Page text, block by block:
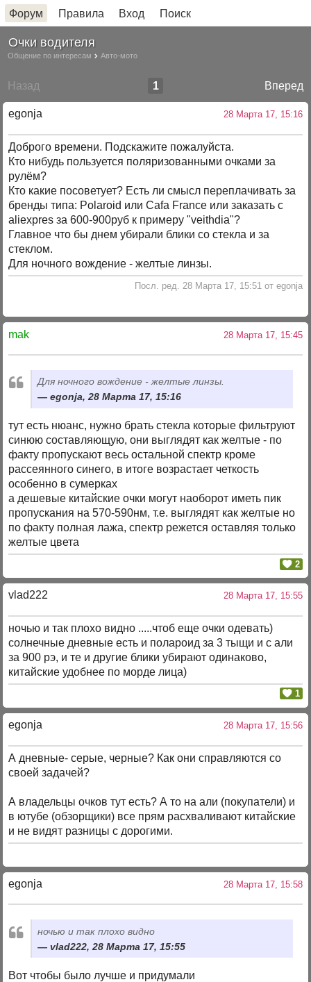
Форум Правила Вход Поиск
Очки водителя
Общение по интересам Авто-мото
Назад Вперед
1
egonja 28 Марта 17, 15:16
Доброго времени. Подскажите пожалуйста.
Кто нибудь пользуется поляризованными очками за
рулём?
Кто какие посоветует? Есть ли смысл переплачивать за
бренды типа: Polaroid или Cafa France или заказать с
aliexpres за 600-900руб к примеру "veithdia"?
Главное что бы днем убирали блики со стекла и за
стеклом.
Для ночного вождение - желтые линзы.
Посл. ред. 28 Марта 17, 15:51 от egonja
mak 28 Марта 17, 15:45
Для ночного вождение - желтые линзы.
egonja, 28 Марта 17, 15:16
тут есть нюанс, нужно брать стекла которые фильтруют
синюю составляющую, они выглядят как желтые - по
факту пропускают весь остальной спектр кроме
рассеянного синего, в итоге возрастает четкость
особенно в сумерках
а дешевые китайские очки могут наоборот иметь пик
пропускания на 570-590нм, т.е. выглядят как желтые но
по факту полная лажа, спектр режется оставляя только
желтые цвета
2
vlad222 28 Марта 17, 15:55
ночью и так плохо видно .....чтоб еще очки одевать)
солнечные дневные есть и полароид за 3 тыщи и с али
за 900 рэ, и те и другие блики убирают одинаково,
китайские удобнее по морде лица)
1
egonja 28 Марта 17, 15:56
А дневные- серые, черные? Как они справляются со
своей задачей?
А владельцы очков тут есть? А то на али (покупатели) и
в ютубе (обзорщики) все прям расхваливают китайские
и не видят разницы с дорогими.
egonja 28 Марта 17, 15:58
ночью и так плохо видно
vlad222, 28 Марта 17, 15:55
Вот чтобы было лучше и придумали